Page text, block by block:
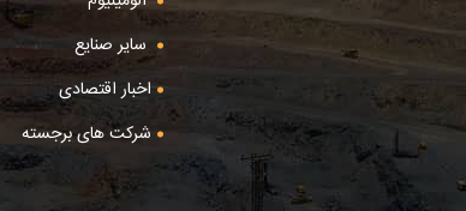
سایر صنایع
اخبار اقتصادی
شرکت های برجسته